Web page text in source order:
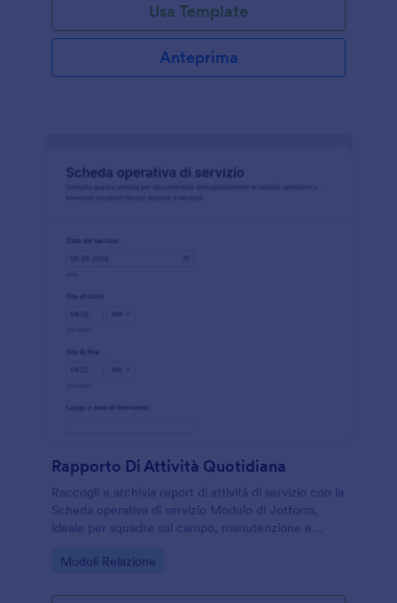
Usa Template
Anteprima
Rapporto Di Attività Quotidiana
Raccogli e archivia report di attività di servizio con la
Scheda operativa di servizio Modulo di Jotform,
ideale per squadre sul campo, manutenzione e
incidenti in modo coerente.
Go to Category:
Moduli Relazione